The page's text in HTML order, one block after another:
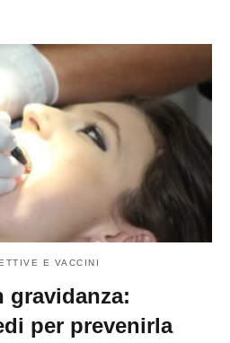
E VACCINI
gravidanza:
per prevenirla